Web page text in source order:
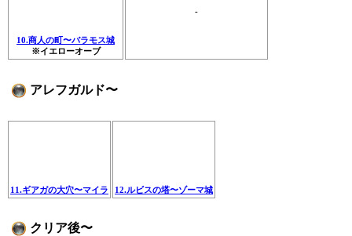
10.商人の町〜バラモス城
※イエローオーブ
-
アレフガルド〜
11.ギアガの大穴〜マイラ 12.ルビスの塔〜ゾーマ城
クリア後〜